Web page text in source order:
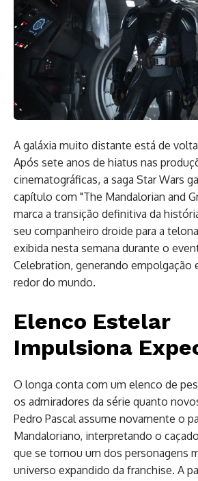
A galáxia muito distante está de
Após sete anos de hiatus nas
cinematográficas, a saga Star Wars
capítulo com "The Mandalorian and
marca a transição definitiva da
seu companheiro droide para a
exibida nesta semana durante o
Celebration, generando empolgação
redor do mundo.
Elenco Estelar
Impulsiona
O longa conta com um elenco de
os admiradores da série quanto
Pedro Pascal assume novamente o
Mandaloriano, interpretando o
que se tornou um dos personagens
universo expandido da franchise. A